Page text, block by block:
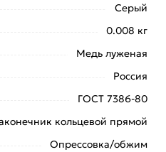
40832 из категории
ТМЛ
действительны в
обработают
Серый
0.008 кг
Медь луженая
Россия
ГОСТ 7386-80
кольцевой прямой
Опрессовка/обжим